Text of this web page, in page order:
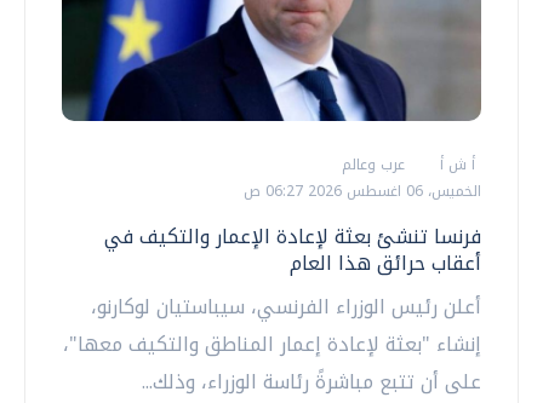
أ ش أ
عرب وعالم
الخميس، 06 اغسطس 2026 06:27 ص
فرنسا تنشئ بعثة لإعادة الإعمار والتكيف في
أعقاب حرائق هذا العام
أعلن رئيس الوزراء الفرنسي، سيباستيان لوكارنو،
إنشاء "بعثة لإعادة إعمار المناطق والتكيف معها"،
على أن تتبع مباشرةً رئاسة الوزراء، وذلك...